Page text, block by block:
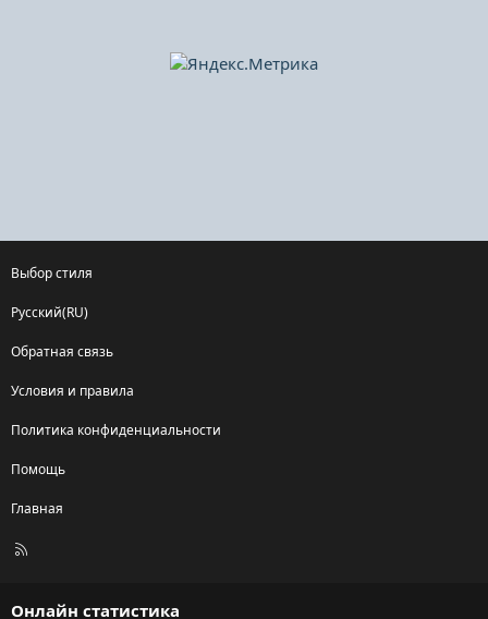
Выбор стиля
Русский(RU)
Обратная связь
Условия и правила
Политика конфиденциальности
Помощь
Главная
R
Онлайн статистика